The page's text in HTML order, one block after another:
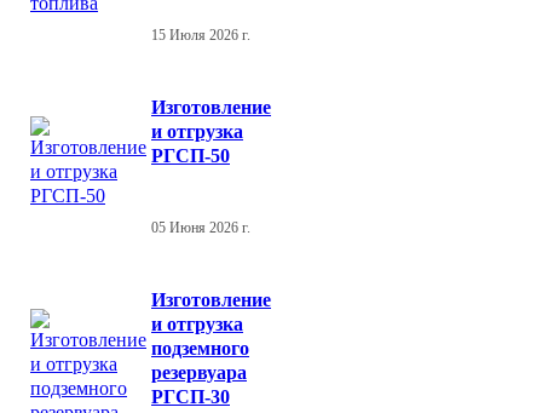
15 Июля 2026 г.
Изготовление
и отгрузка
РГСП-50
05 Июня 2026 г.
Изготовление
и отгрузка
подземного
резервуара
РГСП-30